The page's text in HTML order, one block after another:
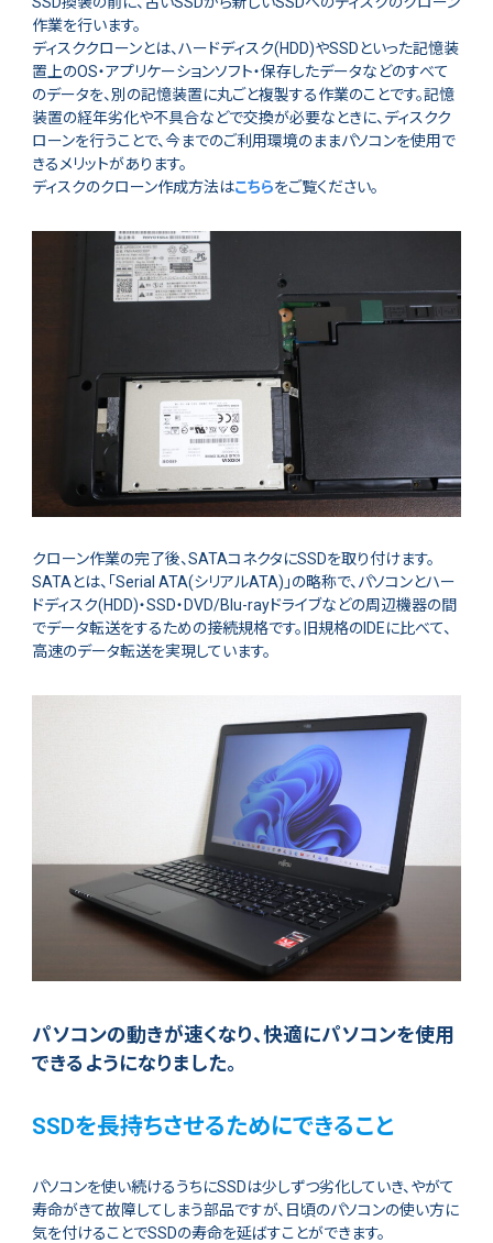
作業を行います。
ディスククローンとは、ハードディスク(HDD)やSSDといった記憶装
置上のOS・アプリケーションソフト・保存したデータなどのすべて
のデータを、別の記憶装置に丸ごと複製する作業のことです。記憶
装置の経年劣化や不具合などで交換が必要なときに、ディスクク
ローンを行うことで、今までのご利用環境のままパソコンを使用で
きるメリットがあります。
ディスクのクローン作成方法はこちらをご覧ください。
クローン作業の完了後、SATAコネクタにSSDを取り付けます。
SATAとは、「Serial ATA(シリアルATA)」の略称で、パソコンとハー
ドディスク(HDD)・SSD・DVD/Blu-rayドライブなどの周辺機器の間
でデータ転送をするための接続規格です。旧規格のIDEに比べて、
高速のデータ転送を実現しています。
パソコンの動きが速くなり、快適にパソコンを使用
できるようになりました。
SSDを長持ちさせるためにできること
パソコンを使い続けるうちにSSDは少しずつ劣化していき、やがて
寿命がきて故障してしまう部品ですが、日頃のパソコンの使い方に
気を付けることでSSDの寿命を延ばすことができます。